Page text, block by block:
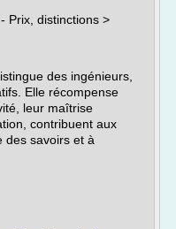
Prix, distinctions >
des ingénieurs,
Elle récompense
leur maîtrise
contribuent aux
des savoirs et à